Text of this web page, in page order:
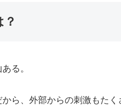
る。
ら、外部からの刺激もたく